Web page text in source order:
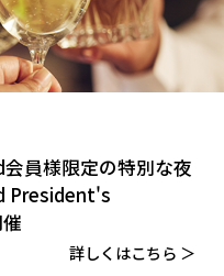
員様限定の特別な夜
President's
詳しくはこちら ＞